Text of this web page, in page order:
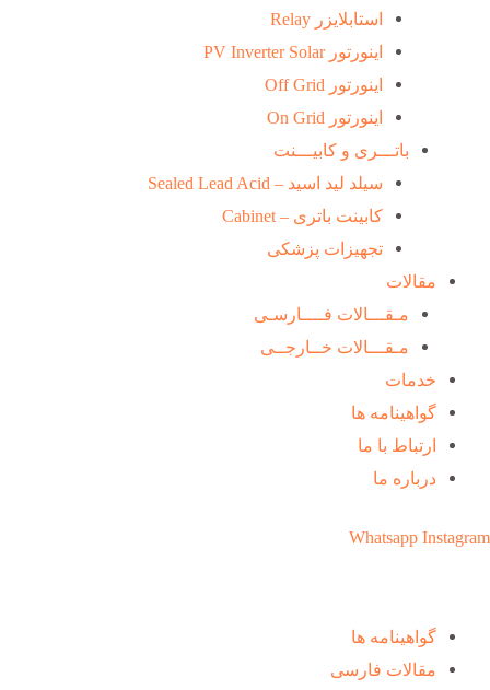
استابلایزر Relay
اینورتور PV Inverter Solar
اینورتور Off Grid
اینورتور On Grid
باتـــری و کابیـــنت
سیلد لید اسید – Sealed Lead Acid
کابینت باتری – Cabinet
تجهیزات پزشکی
مقالات
مـقـــالات فــــارسـی
مـقـــالات خــارجــی
خدمات
گواهینامه ها
ارتباط با ما
درباره ما
Whatsapp Instagram
گواهینامه ها
مقالات فارسی